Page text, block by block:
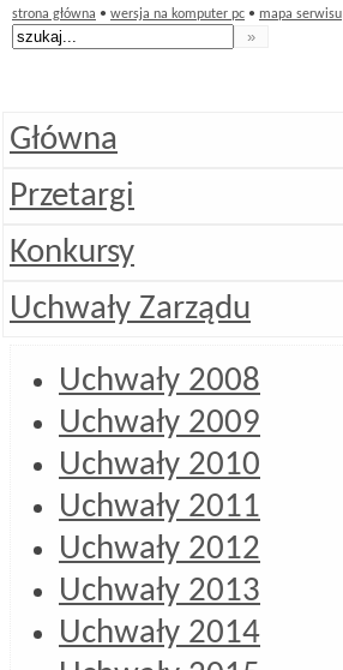
strona główna • wersja na komputer pc • mapa serwisu
Główna
Przetargi
Konkursy
Uchwały Zarządu
Uchwały 2008
Uchwały 2009
Uchwały 2010
Uchwały 2011
Uchwały 2012
Uchwały 2013
Uchwały 2014